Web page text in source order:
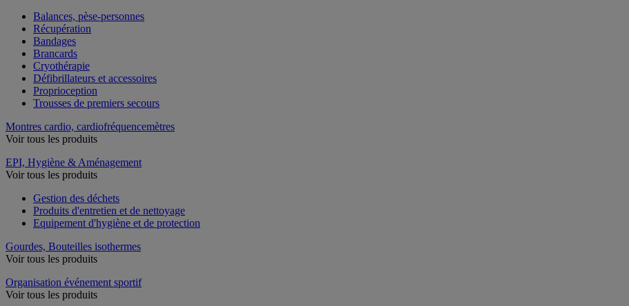
Balances, pèse-personnes
Récupération
Bandages
Brancards
Cryothérapie
Défibrillateurs et accessoires
Proprioception
Trousses de premiers secours
Montres cardio, cardiofréquencemètres
Voir tous les produits
EPI, Hygiène & Aménagement
Voir tous les produits
Gestion des déchets
Produits d'entretien et de nettoyage
Equipement d'hygiène et de protection
Gourdes, Bouteilles isothermes
Voir tous les produits
Organisation événement sportif
Voir tous les produits